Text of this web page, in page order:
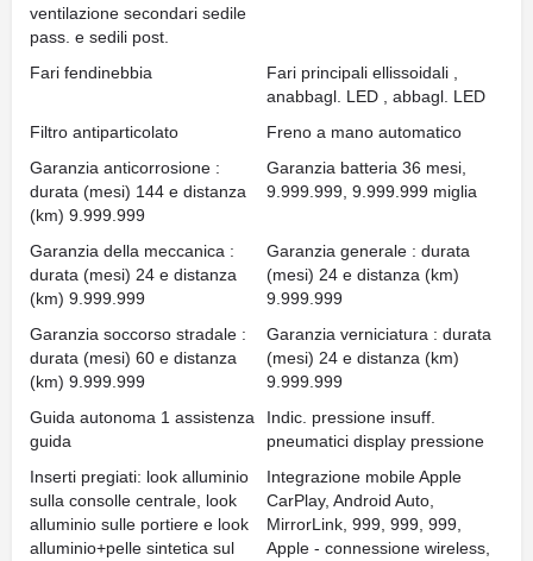
ventilazione secondari sedile
pass. e sedili post.
Fari fendinebbia
Fari principali ellissoidali ,
anabbagl. LED , abbagl. LED
Filtro antiparticolato
Freno a mano automatico
Garanzia anticorrosione :
durata (mesi) 144 e distanza
(km) 9.999.999
Garanzia batteria 36 mesi,
9.999.999, 9.999.999 miglia
Garanzia della meccanica :
durata (mesi) 24 e distanza
(km) 9.999.999
Garanzia generale : durata
(mesi) 24 e distanza (km)
9.999.999
Garanzia soccorso stradale :
durata (mesi) 60 e distanza
(km) 9.999.999
Garanzia verniciatura : durata
(mesi) 24 e distanza (km)
9.999.999
Guida autonoma 1 assistenza
guida
Indic. pressione insuff.
pneumatici display pressione
Inserti pregiati: look alluminio
sulla consolle centrale, look
alluminio sulle portiere e look
alluminio+pelle sintetica sul
Integrazione mobile Apple
CarPlay, Android Auto,
MirrorLink, 999, 999, 999,
Apple - connessione wireless,